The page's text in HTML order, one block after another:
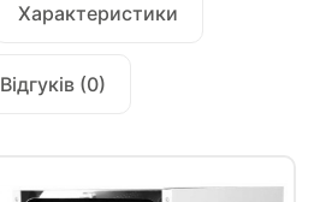
Характеристики
Відгуків (0)